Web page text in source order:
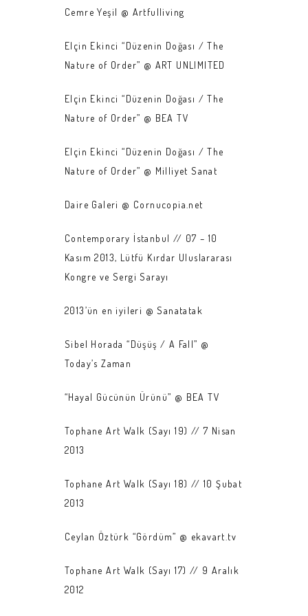
Cemre Yeşil @ Artfulliving
Elçin Ekinci “Düzenin Doğası / The
Nature of Order” @ ART UNLIMITED
Elçin Ekinci “Düzenin Doğası / The
Nature of Order” @ BEA TV
Elçin Ekinci “Düzenin Doğası / The
Nature of Order” @ Milliyet Sanat
Daire Galeri @ Cornucopia.net
Contemporary İstanbul // 07 – 10
Kasım 2013, Lütfü Kırdar Uluslararası
Kongre ve Sergi Sarayı
2013’ün en iyileri @ Sanatatak
Sibel Horada “Düşüş / A Fall” @
Today’s Zaman
“Hayal Gücünün Ürünü” @ BEA TV
Tophane Art Walk (Sayı 19) // 7 Nisan
2013
Tophane Art Walk (Sayı 18) // 10 Şubat
2013
Ceylan Öztürk “Gördüm” @ ekavart.tv
Tophane Art Walk (Sayı 17) // 9 Aralık
2012